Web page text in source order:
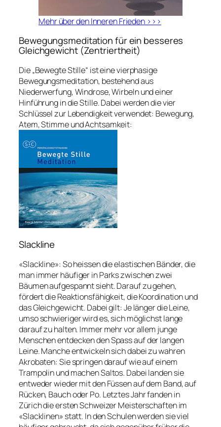
Mehr über den Inneren Frieden >>>
Bewegungsmeditation für ein besseres
Gleichgewicht (Zentriertheit)
Die „Bewegte Stille“ ist eine vierphasige
Bewegungsmeditation, bestehend aus
Niederwerfung, Windrose, Wirbeln und einer
Hinführung in die Stille. Dabei werden die vier
Schlüssel zur Lebendigkeit verwendet: Bewegung,
Atem, Stimme und Achtsamkeit:
Slackline
«Slackline»: So heissen die elastischen Bänder, die
man immer häufiger in Parks zwischen zwei
Bäumen aufgespannt sieht. Darauf zu gehen,
fördert die Reaktionsfähigkeit, die Koordination und
das Gleichgewicht. Dabei gilt: Je länger die Leine,
umso schwieriger wird es, sich möglichst lange
darauf zu halten. Immer mehr vor allem junge
Menschen entdecken den Spass auf der langen
Leine. Manche entwickeln sich dabei zu wahren
Akrobaten: Sie springen darauf wie auf einem
Trampolin und machen Saltos. Dabei landen sie
entweder wieder mit den Füssen auf dem Band, auf
Rücken, Bauch oder Po. Letztes Jahr fanden in
Zürich die ersten Schweizer Meisterschaften im
«Slacklinen» statt. In den Schulen werden sie viel